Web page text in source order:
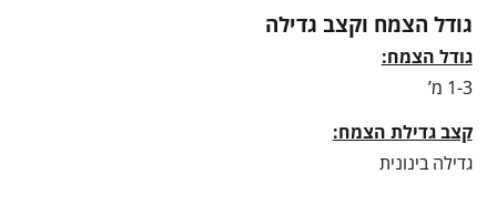
גודל הצמח וקצב גדילה
גודל הצמח:
1-3 מ’
קצב גדילת הצמח:
גדילה בינונית